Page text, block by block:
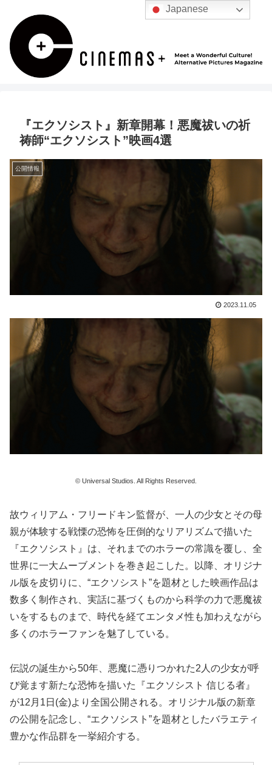
『エクソシスト』新章開幕！悪魔祓いの祈
祷師“エクソシスト”映画4選
公開情報
2023.11.05
© Universal Studios. All Rights Reserved.
故ウィリアム・フリードキン監督が、一人の少女とその母
親が体験する戦慄の恐怖を圧倒的なリアリズムで描いた
『エクソシスト』は、それまでのホラーの常識を覆し、全
世界に一大ムーブメントを巻き起こした。以降、オリジナ
ル版を皮切りに、“エクソシスト”を題材とした映画作品は
数多く制作され、実話に基づくものから科学の力で悪魔祓
いをするものまで、時代を経てエンタメ性も加わえながら
多くのホラーファンを魅了している。
伝説の誕生から50年、悪魔に憑りつかれた2人の少女が呼
び覚ます新たな恐怖を描いた『エクソシスト 信じる者』
が12月1日(金)より全国公開される。オリジナル版の新章
の公開を記念し、“エクソシスト”を題材としたバラエティ
豊かな作品群を一挙紹介する。
Japanese